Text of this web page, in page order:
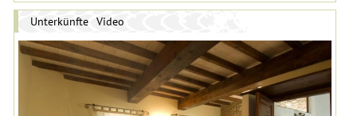
Unterkünfte Video